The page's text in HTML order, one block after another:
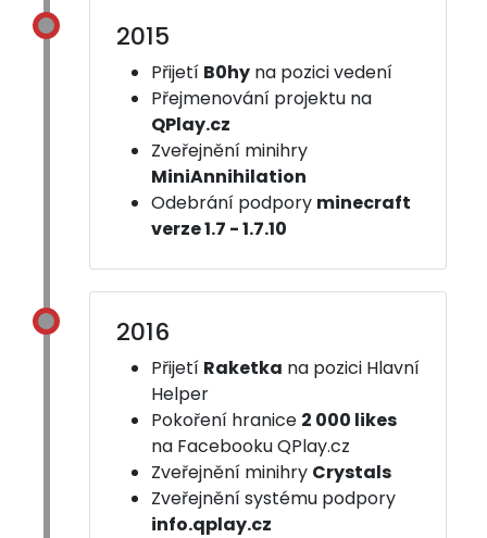
2015
Přijetí B0hy na pozici vedení
Přejmenování projektu na
QPlay.cz
Zveřejnění minihry
MiniAnnihilation
Odebrání podpory minecraft
verze 1.7 - 1.7.10
2016
Přijetí Raketka na pozici Hlavní
Helper
Pokoření hranice 2 000 likes
na Facebooku QPlay.cz
Zveřejnění minihry Crystals
Zveřejnění systému podpory
info.qplay.cz